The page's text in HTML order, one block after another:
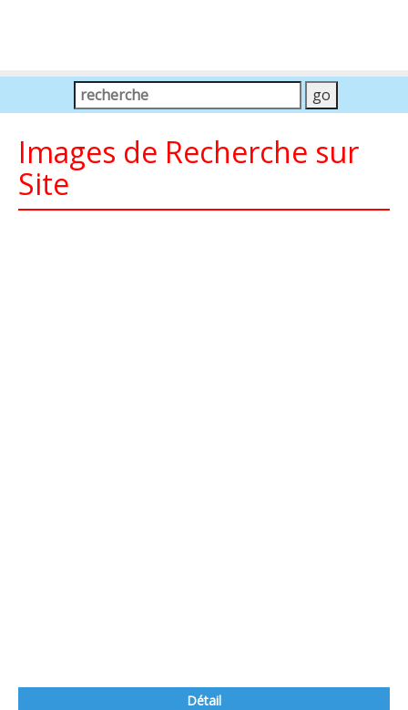
Images de Recherche sur
Site
Détail